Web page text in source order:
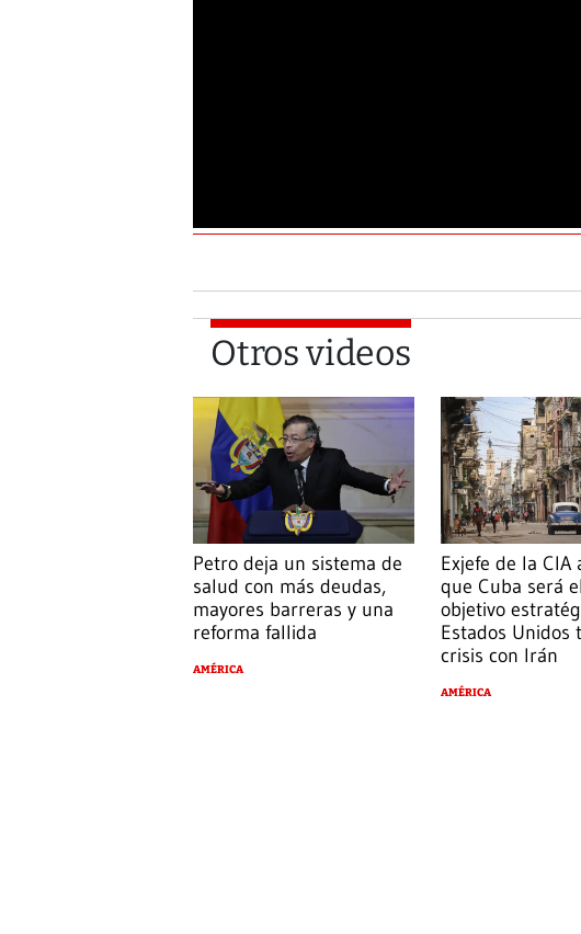
Otros videos
Petro deja un sistema de
salud con más deudas,
mayores barreras y una
reforma fallida
AMÉRICA
Exjefe de la CIA
que Cuba será
objetivo
Estados Unidos
crisis con Irán
AMÉRICA